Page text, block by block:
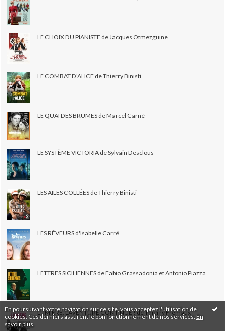
En poursuivant votre navigation sur ce site, vous acceptez l'utilisation de
cookies. Ces derniers assurent le bon fonctionnement de nos services. En
savoir plus
LE CHOIX DU PIANISTE de Jacques Otmezguine
LE COMBAT D'ALICE de Thierry Binisti
LE QUAI DES BRUMES de Marcel Carné
LE SYSTÈME VICTORIA de Sylvain Desclous
LES AILES COLLÉES de Thierry Binisti
LES RÊVEURS d'Isabelle Carré
LETTRES SICILIENNES de Fabio Grassadonia et Antonio Piazza
LUMIÈRE, L'AVENTURE CONTINUE ! de Thierry Frémaux